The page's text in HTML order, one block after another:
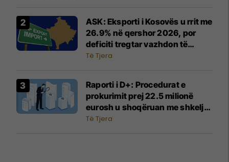
ASK: Eksporti i Kosovës u rrit me
26.9% në qershor 2026, por
deficiti tregtar vazhdon të
thellohet
Të Tjera
Raporti i D+: Procedurat e
prokurimit prej 22.5 milionë
eurosh u shoqëruan me shkelje
dhe zvarritje
Të Tjera